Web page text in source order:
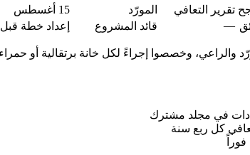
تقرير التعافي المورّد
15 أغسطس
— قائد المشروع إعداد خطة قبل 5 يونيو
في مجلد مشترك
كل ربع سنة